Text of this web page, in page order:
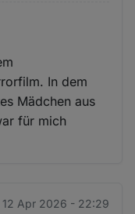
In dem
Mädchen aus
für mich
12 Apr 2026 - 22:29